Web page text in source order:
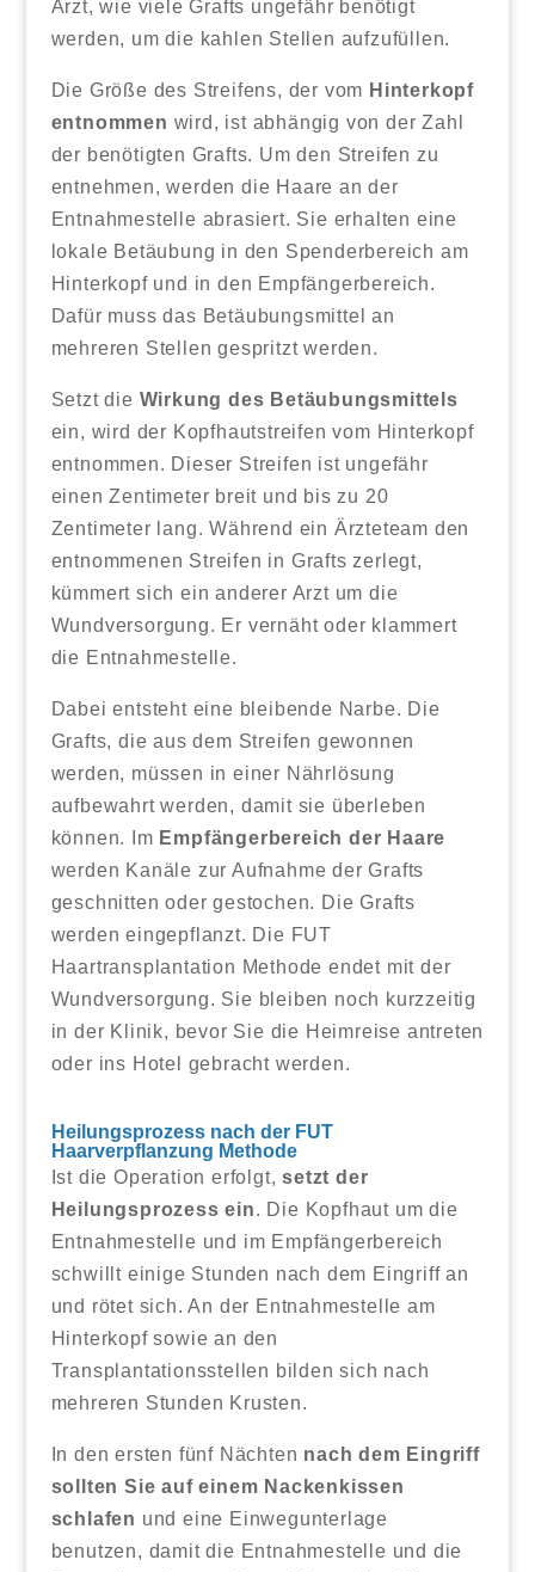
Arzt, wie viele Grafts ungefähr benötigt
werden, um die kahlen Stellen aufzufüllen.
Die Größe des Streifens, der vom Hinterkopf
entnommen wird, ist abhängig von der Zahl
der benötigten Grafts. Um den Streifen zu
entnehmen, werden die Haare an der
Entnahmestelle abrasiert. Sie erhalten eine
lokale Betäubung in den Spenderbereich am
Hinterkopf und in den Empfängerbereich.
Dafür muss das Betäubungsmittel an
mehreren Stellen gespritzt werden.
Setzt die Wirkung des Betäubungsmittels
ein, wird der Kopfhautstreifen vom Hinterkopf
entnommen. Dieser Streifen ist ungefähr
einen Zentimeter breit und bis zu 20
Zentimeter lang. Während ein Ärzteteam den
entnommenen Streifen in Grafts zerlegt,
kümmert sich ein anderer Arzt um die
Wundversorgung. Er vernäht oder klammert
die Entnahmestelle.
Dabei entsteht eine bleibende Narbe. Die
Grafts, die aus dem Streifen gewonnen
werden, müssen in einer Nährlösung
aufbewahrt werden, damit sie überleben
können. Im Empfängerbereich der Haare
werden Kanäle zur Aufnahme der Grafts
geschnitten oder gestochen. Die Grafts
werden eingepflanzt. Die FUT
Haartransplantation Methode endet mit der
Wundversorgung. Sie bleiben noch kurzzeitig
in der Klinik, bevor Sie die Heimreise antreten
oder ins Hotel gebracht werden.
Heilungsprozess nach der FUT
Haarverpflanzung Methode
Ist die Operation erfolgt,setzt der
Heilungsprozess ein. Die Kopfhaut um die
Entnahmestelle und im Empfängerbereich
schwillt einige Stunden nach dem Eingriff an
und rötet sich. An der Entnahmestelle am
Hinterkopf sowie an den
Transplantationsstellen bilden sich nach
mehreren Stunden Krusten.
In den ersten fünf Nächten nach dem Eingriff
sollten Sie auf einem Nackenkissen
schlafen und eine Einwegunterlage
benutzen, damit die Entnahmestelle und die